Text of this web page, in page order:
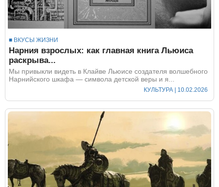
■ ВКУСЫ ЖИЗНИ
Нарния взрослых: как главная книга Льюиса
раскрыва...
Мы привыкли видеть в Клайве Льюисе создателя волшебного
Нарнийского шкафа — символа детской веры и я...
КУЛЬТУРА | 10.02.2026